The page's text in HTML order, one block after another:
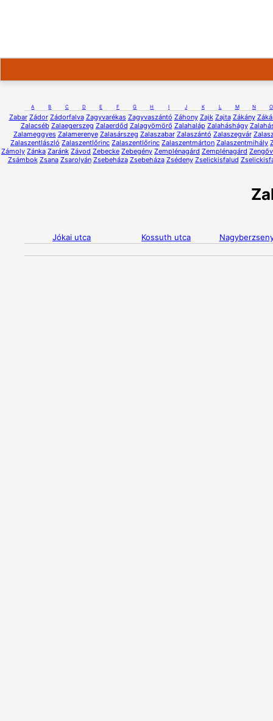
A B C D E F G H I J K L M N O
Zabar Zádor Zádorfalva Zagyvarékas Zagyvaszántó Záhony Zajk Zajta Zákány
Zalacséb Zalaegerszeg Zalaerdőd Zalagyömörő Zalahaláp Zalaháshágy
Zalameggyes Zalamerenye Zalasárszeg Zalaszabar Zalaszántó Zalaszegvár
Zalaszentlászló Zalaszentlőrinc Zalaszentlőrinc Zalaszentmárton Zalaszentmihály
Zámoly Zánka Zaránk Závod Zebecke Zebegény Zemplénagárd Zemplénagárd
Zsámbok Zsana Zsarolyán Zsebeháza Zsebeháza Zsédeny Zselickisfalud
Jókai utca Kossuth utca